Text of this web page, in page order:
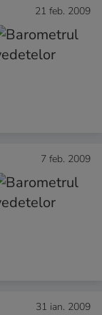
21 feb. 2009
7 feb. 2009
31 ian. 2009